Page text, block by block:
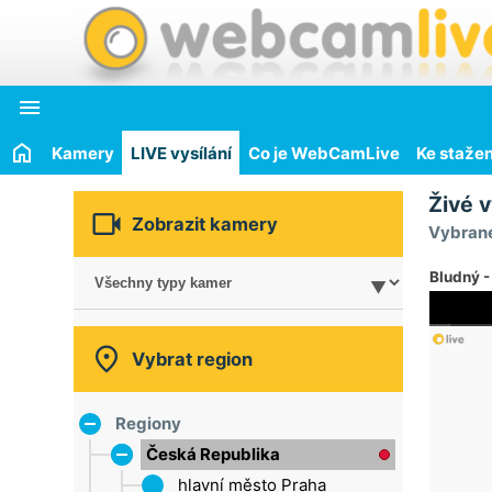

Kamery LIVE vysílání Co je WebCamLive Ke
 Zobrazit kamery
 Vybrat region
Regiony
Česká Republika
hlavní město Praha
Živé
Bludný